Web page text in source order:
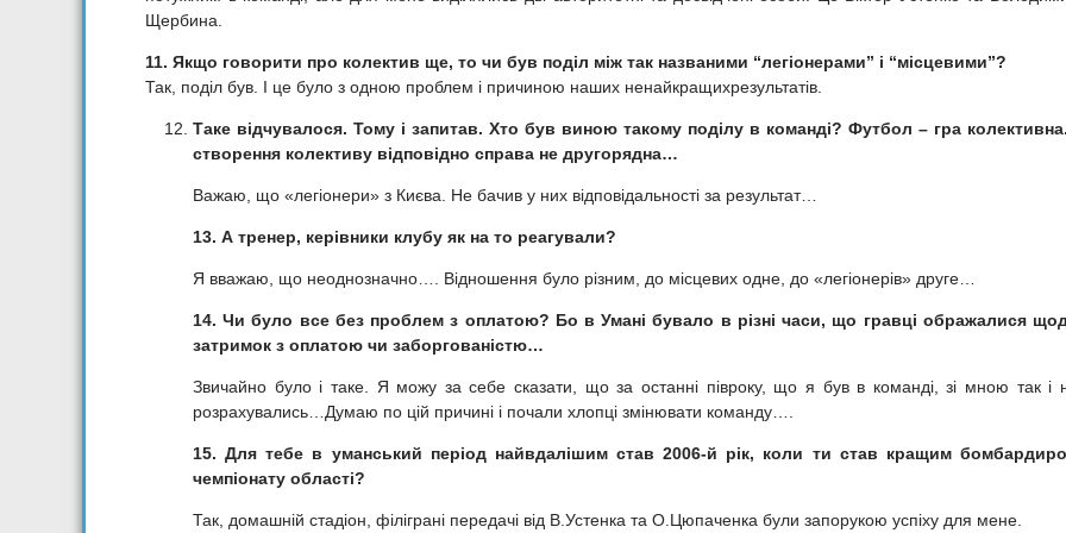
Щербина.
11. Якщо говорити про колектив ще, то чи був поділ між так названими “легіонерами” і “місцевими”?
Так, поділ був. І це було з одною проблем і причиною наших ненайкращихрезультатів.
Таке відчувалося. Тому і запитав. Хто був виною такому поділу в команді? Футбол – гра
створення колективу відповідно справа не другорядна…
Важаю, що «легіонери» з Києва. Не бачив у них відповідальності за результат…
13. А тренер, керівники клубу як на то реагували?
Я вважаю, що неоднозначно…. Відношення було різним, до місцевих одне, до «легіонерів» друге…
14. Чи було все без проблем з оплатою? Бо в Умані бувало в різні часи, що гравці ображалися
затримок з оплатою чи заборгованістю…
Звичайно було і таке. Я можу за себе сказати, що за останні півроку, що я був в команді, зі мною так і
розрахувались…Думаю по цій причині і почали хлопці змінювати команду….
15. Для тебе в уманський період найвдалішим став 2006-й рік, коли ти став кращим
чемпіонату області?
Так, домашній стадіон, філіграні передачі від В.Устенка та О.Цюпаченка були запорукою успіху для мене.